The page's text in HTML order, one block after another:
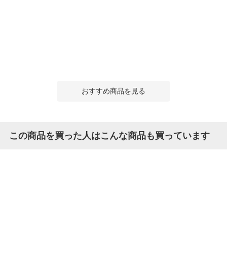
おすすめ商品を見る
この商品を買った人はこんな商品も買っています